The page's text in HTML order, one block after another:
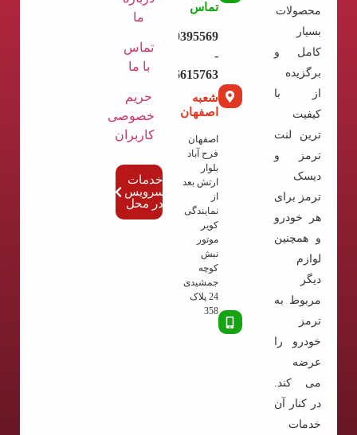
محصولات
بسیار
کامل و
برگزیده
از با
کیفیت
ترین لنت
ترمز و
دیسک
ترمز برای
هر خودرو
و همچنین
لوازم
دیگر
مربوط به
ترمز
خودرو را
عرضه
می کند.
در کنار آن
خدمات
تماس
09120395569
-
02136615763
شعبه
اصفهان
اصفهان
فرح آباد
بلوار
ارتش بعد
از
نمایندگی
کویر
موتور
نبش
کوچه
جمشیدی
24 پلاک
358
ما
تماس
با ما
حریم
خصوصی
کاربران
خدمات
سرویس
در محل